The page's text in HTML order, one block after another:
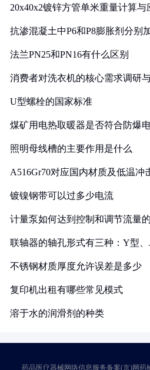
20x40x2镀锌方管单米重量计算与
抗渗混凝土中P6和P8膨胀剂分别
法兰PN25和PN16有什么区别
消费者对洗衣机的核心需求调研
U型螺栓的国家标准
煤矿用电热取暖器是否符合防爆
照明母线槽的主要作用是什么
A516Gr70对应国内材质及低温冲
镀镍钢带可以过多少电流
计量泵如何达到控制和调节流量
联轴器的轴孔形式有三种：Y型、
不锈钢材质厚度允许误差是多少
复印机出租有哪些常见模式
溶于水的润滑剂的种类
药品医疗器械网络信息服务备案(京)网药